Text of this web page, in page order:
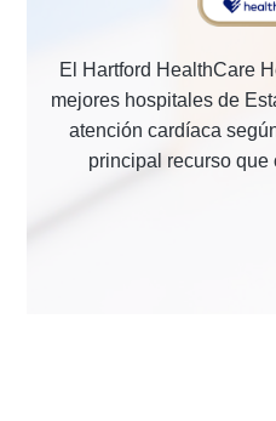
El Hartford HealthCare
mejores hospitales de
atención cardíaca
principal recurso que